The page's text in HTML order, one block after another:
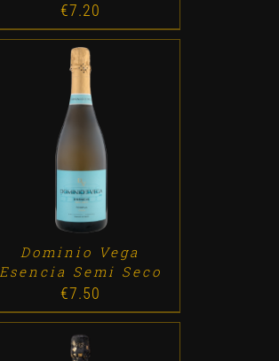
€7.20
ADD TO CART DETALLES
Dominio Vega
Esencia Semi Seco
€7.50